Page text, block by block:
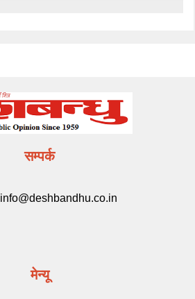
सम्पर्क
info@deshbandhu.co.in
मेन्यू